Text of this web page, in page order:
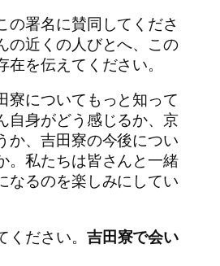
署名に賛同してくださ
の近くの人びとへ、この
を伝えてください。
寮についてもっと知って
自身がどう感じるか、京
か、吉田寮の今後につい
。私たちは皆さんと一緒
なるのを楽しみにしてい
ださい。 吉田寮で会い